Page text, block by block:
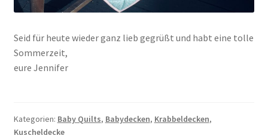
Seid für heute wieder ganz lieb gegrüßt und habt eine tolle
Sommerzeit,
eure Jennifer
Kategorien: Baby Quilts, Babydecken, Krabbeldecken,
Kuscheldecke